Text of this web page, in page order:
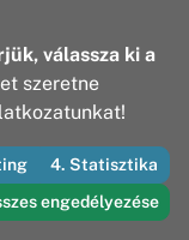
és
Elolvasom
válassza ki a
szeretne
4. Statisztika
engedélyezése